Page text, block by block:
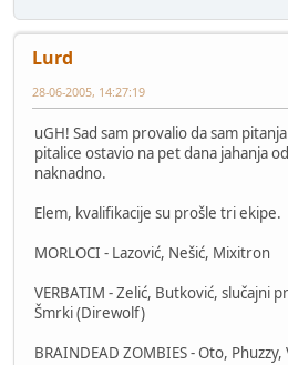
Lurd
28-06-2005, 14:27:19
uGH! Sad sam provalio da sam
pitalice ostavio na pet dana jahanja
naknadno.
Elem, kvalifikacije su prošle tri ekipe.
MORLOCI - Lazović, Nešić, Mixitron
VERBATIM - Zelić, Butković, slučajni
Šmrki (Direwolf)
BRAINDEAD ZOMBIES - Oto, Phuzzy,